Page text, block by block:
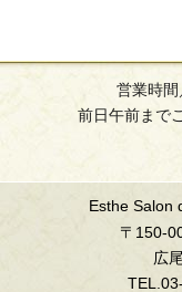
営業時間
前日午前まで
Esthe Salon
〒150-
広